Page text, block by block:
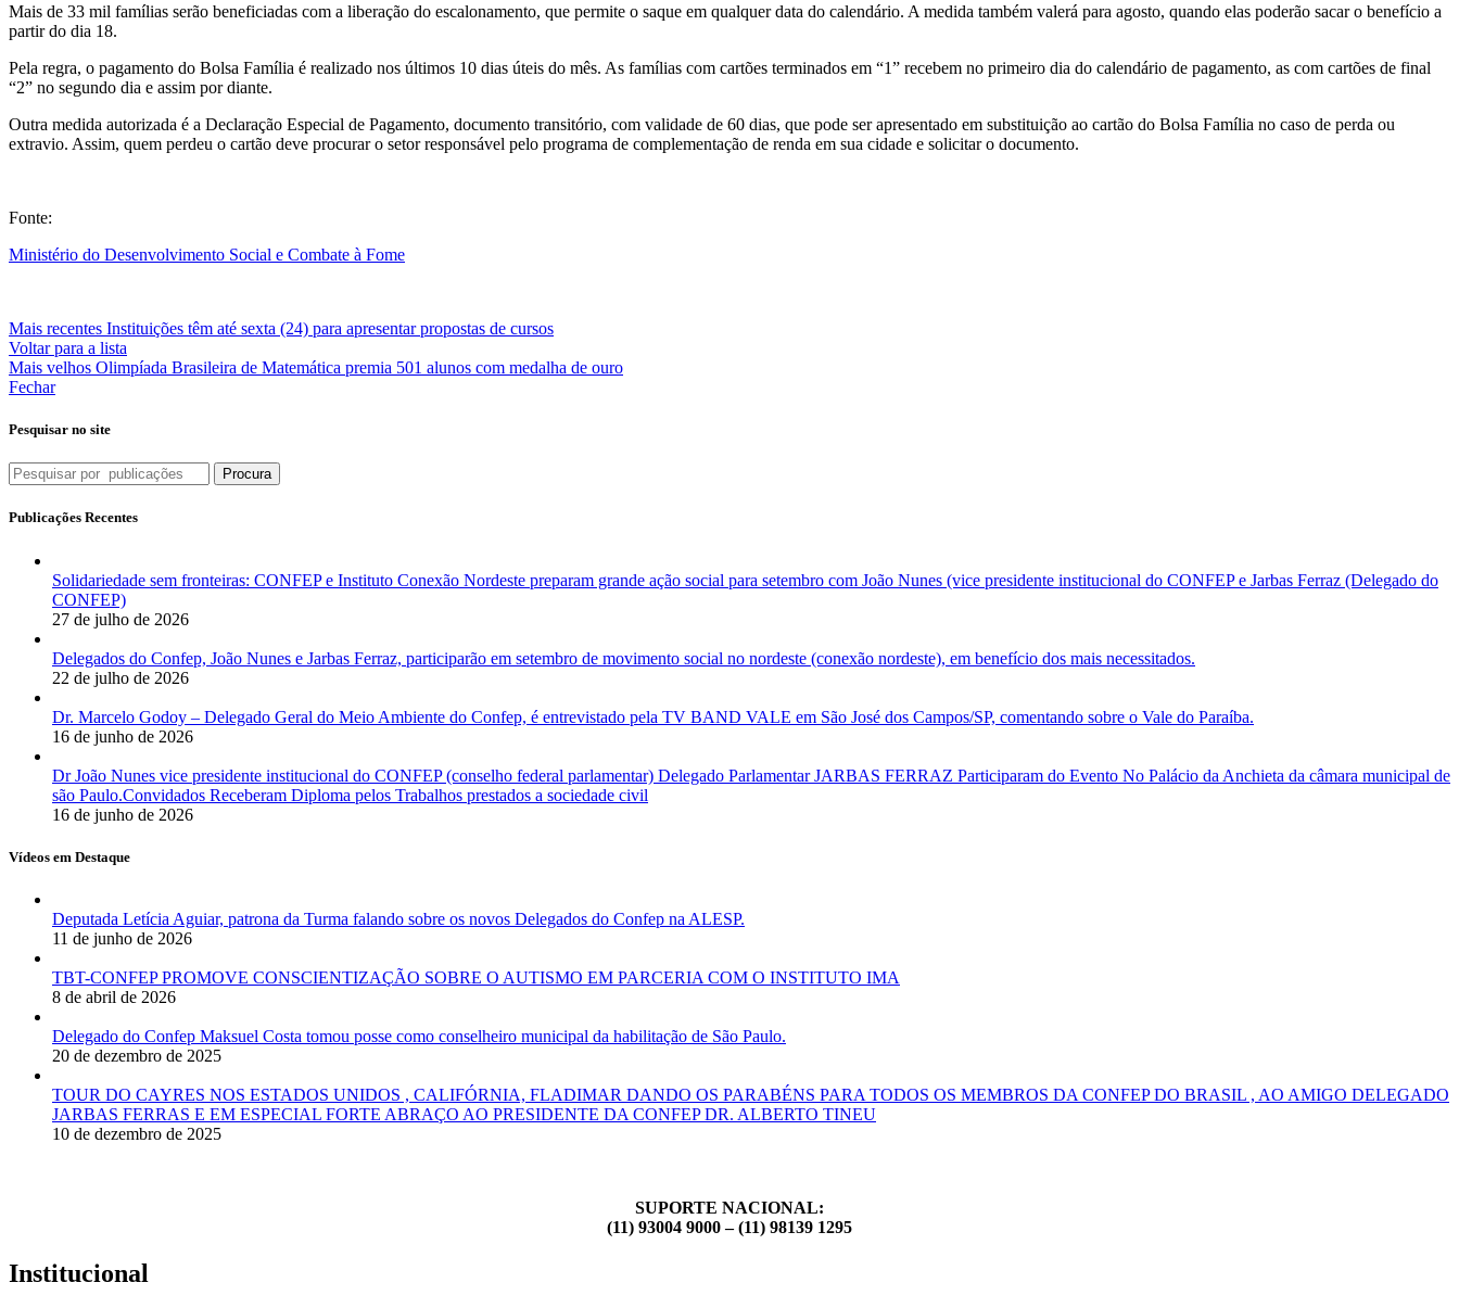
Mais de 33 mil famílias serão beneficiadas com a liberação do escalonamento, que permite o saque em qualquer data do calendário. A medida também valerá para agosto, quando elas poderão sacar o benefício a
partir do dia 18.
Pela regra, o pagamento do Bolsa Família é realizado nos últimos 10 dias úteis do mês. As famílias com cartões terminados em “1” recebem no primeiro dia do calendário de pagamento, as com cartões de final
“2” no segundo dia e assim por diante.
Outra medida autorizada é a Declaração Especial de Pagamento, documento transitório, com validade de 60 dias, que pode ser apresentado em substituição ao cartão do Bolsa Família no caso de perda ou
extravio. Assim, quem perdeu o cartão deve procurar o setor responsável pelo programa de complementação de renda em sua cidade e solicitar o documento.
Fonte:
Ministério do Desenvolvimento Social e Combate à Fome
Mais recentes Instituições têm até sexta (24) para apresentar propostas de cursos
Voltar para a lista
Mais velhos Olimpíada Brasileira de Matemática premia 501 alunos com medalha de ouro
Fechar
Pesquisar no site
Procura
Publicações Recentes
Solidariedade sem fronteiras: CONFEP e Instituto Conexão Nordeste preparam grande ação social para setembro com João Nunes (vice presidente institucional do CONFEP e Jarbas Ferraz (Delegado do
CONFEP)
27 de julho de 2026
Delegados do Confep, João Nunes e Jarbas Ferraz, participarão em setembro de movimento social no nordeste (conexão nordeste), em benefício dos mais necessitados.
22 de julho de 2026
Dr. Marcelo Godoy – Delegado Geral do Meio Ambiente do Confep, é entrevistado pela TV BAND VALE em São José dos Campos/SP, comentando sobre o Vale do Paraíba.
16 de junho de 2026
Dr João Nunes vice presidente institucional do CONFEP (conselho federal parlamentar) Delegado Parlamentar JARBAS FERRAZ Participaram do Evento No Palácio da Anchieta da câmara municipal de
são Paulo.Convidados Receberam Diploma pelos Trabalhos prestados a sociedade civil
16 de junho de 2026
Vídeos em Destaque
Deputada Letícia Aguiar, patrona da Turma falando sobre os novos Delegados do Confep na ALESP.
11 de junho de 2026
TBT-CONFEP PROMOVE CONSCIENTIZAÇÃO SOBRE O AUTISMO EM PARCERIA COM O INSTITUTO IMA
8 de abril de 2026
Delegado do Confep Maksuel Costa tomou posse como conselheiro municipal da habilitação de São Paulo.
20 de dezembro de 2025
TOUR DO CAYRES NOS ESTADOS UNIDOS , CALIFÓRNIA, FLADIMAR DANDO OS PARABÉNS PARA TODOS OS MEMBROS DA CONFEP DO BRASIL , AO AMIGO DELEGADO
JARBAS FERRAS E EM ESPECIAL FORTE ABRAÇO AO PRESIDENTE DA CONFEP DR. ALBERTO TINEU
10 de dezembro de 2025
SUPORTE NACIONAL:
(11) 93004 9000 – (11) 98139 1295
Institucional